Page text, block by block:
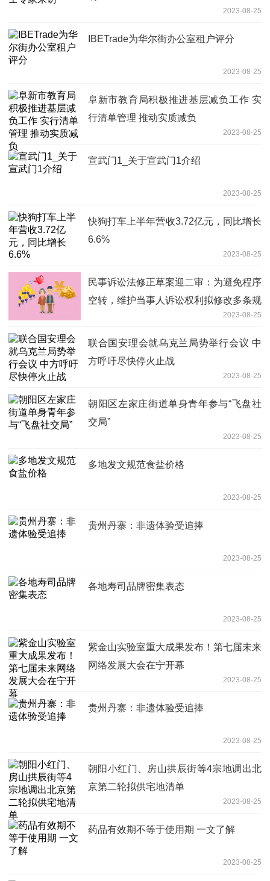
2023-08-25
IBETrade为华尔街办公室租户评分
2023-08-25
阜新市教育局积极推进基层减负工作 实
行清单管理 推动实质减负
2023-08-25
宣武门1_关于宣武门1介绍
2023-08-25
快狗打车上半年营收3.72亿元，同比增长
6.6%
2023-08-25
民事诉讼法修正草案迎二审：为避免程序
空转，维护当事人诉讼权利拟修改多条规
2023-08-25
联合国安理会就乌克兰局势举行会议 中
方呼吁尽快停火止战
2023-08-25
朝阳区左家庄街道单身青年参与“飞盘社
交局”
2023-08-25
多地发文规范食盐价格
2023-08-25
贵州丹寨：非遗体验受追捧
2023-08-25
各地寿司品牌密集表态
2023-08-25
紫金山实验室重大成果发布！第七届未来
网络发展大会在宁开幕
2023-08-25
贵州丹寨：非遗体验受追捧
2023-08-25
朝阳小红门、房山拱辰街等4宗地调出北
京第二轮拟供宅地清单
2023-08-25
药品有效期不等于使用期 一文了解
2023-08-25